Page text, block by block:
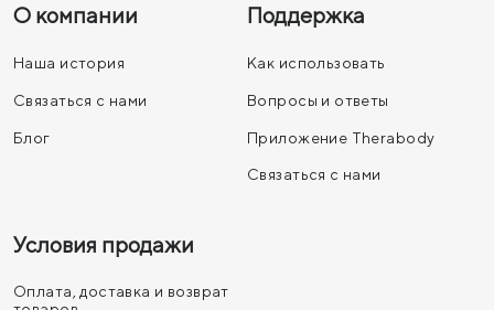
О компании
Наша история
Связаться с нами
Блог
Поддержка
Как использовать
Вопросы и ответы
Приложение Therabody
Связаться с нами
Условия продажи
Оплата, доставка и возврат